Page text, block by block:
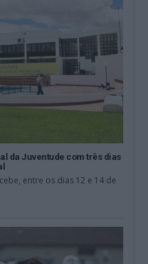
da Juventude com três dias
entre os dias 12 e 14 de